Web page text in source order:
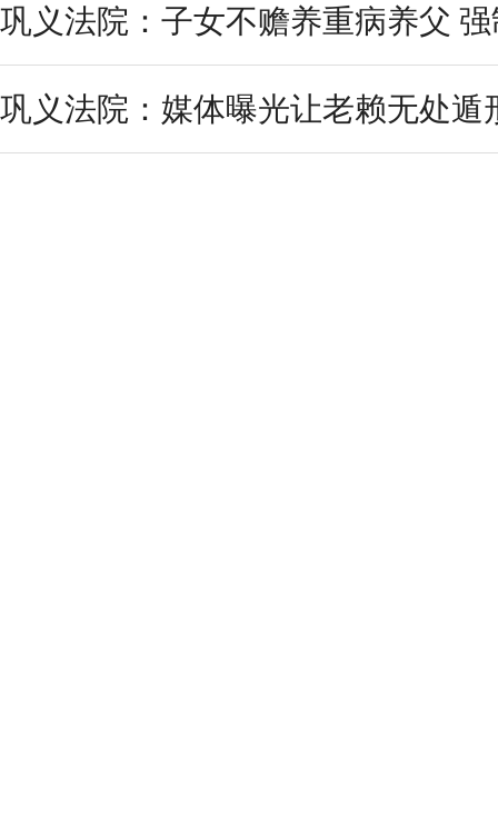
巩义法院：子女不赡养重病养父
巩义法院：媒体曝光让老赖无处遁